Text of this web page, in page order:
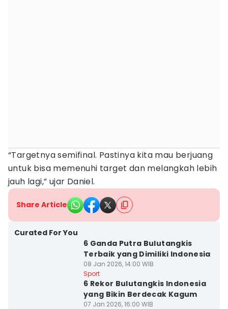
“Targetnya semifinal. Pastinya kita mau berjuang
untuk bisa memenuhi target dan melangkah lebih
jauh lagi,” ujar Daniel.
Share Article
Curated For You
6 Ganda Putra Bulutangkis
Terbaik yang Dimiliki Indonesia
08 Jan 2026, 14:00 WIB
Sport
6 Rekor Bulutangkis Indonesia
yang Bikin Berdecak Kagum
07 Jan 2026, 16:00 WIB